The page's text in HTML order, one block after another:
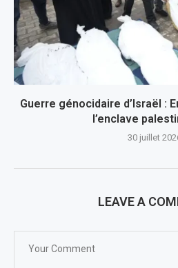
Guerre génocidaire d’Israël :
l’enclave
30 juillet
LEAVE A